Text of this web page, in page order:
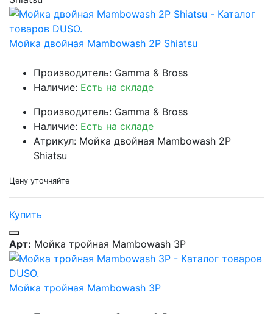
Мойка двойная Mambowash 2P Shiatsu
Производитель: Gamma & Bross
Наличие: Есть на складе
Производитель: Gamma & Bross
Наличие: Есть на складе
Атрикул: Мойка двойная Mambowash 2P
Shiatsu
Цену уточняйте
Купить
Арт: Мойка тройная Mambowash 3P
Мойка тройная Mambowash 3P